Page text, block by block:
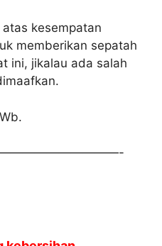
kesempatan
memberikan sepatah
ini, jikalau ada salah